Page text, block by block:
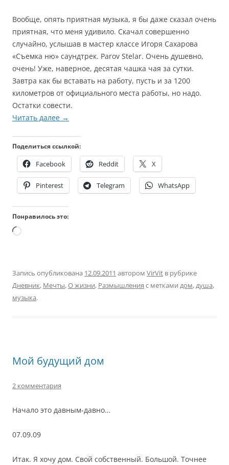
Вообще, опять приятная музыка, я бы даже сказал очень
приятная, что меня удивило. Скачал совершенно
случайно, услышав в мастер классе Игоря Сахарова
«Съемка ню» саундтрек. Parov Stelar. Очень душевно,
очень! Уже, наверное, десятая чашка чая за сутки.
Завтра как бы вставать на работу, пусть и за 1200
километров от официального места работы, но надо.
Остатки совести.
Читать далее →
Поделиться ссылкой:
Facebook Reddit X
Pinterest Telegram WhatsApp
Понравилось это:
Загрузка…
Запись опубликована 12.09.2011 автором VirVit в рубрике
Дневник, Мечты,О жизни, Размышления с метками дом,душа,
музыка.
Мой будущий дом
2 комментария
Начало это давным-давно…
07.09.09
Итак. Я хочу дом. Свой собственный. Большой. Точнее